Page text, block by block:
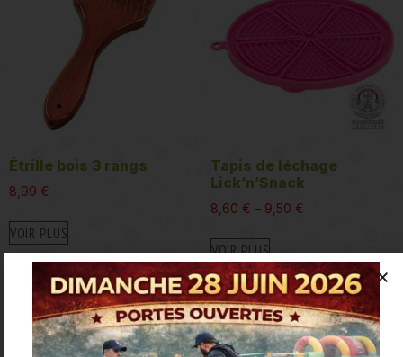
Étrille bois 3 rangs
8,99 €
VOIR PLUS
Tapis de léchage
Lick’n’Snack
8,60 € – 9,50 €
VOIR PLUS